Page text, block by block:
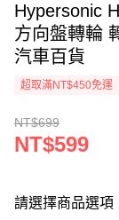
Hypersonic
方向盤轉輪
汽車百貨
超取滿NT$450免運
NT$699
NT$599
請選擇商品選項